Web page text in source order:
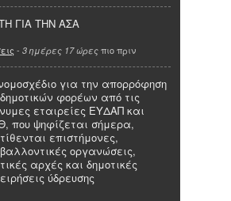
ΓΙΑ ΤΗΝ ΑΣΑ
- 3 ημέρες 17 ώρες πιο πριν
για την απορρόφηση
φορέων από τις
εταιρείες ΕΥΔΑΠ και
που ψηφίζεται σήμερα,
επιστήμονες,
οργανώσεις,
αρχές και δημοτικές
ύδρευσης